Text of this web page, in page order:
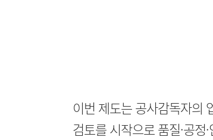
이번 제도는 공사감독자의
검토를 시작으로 품질·공